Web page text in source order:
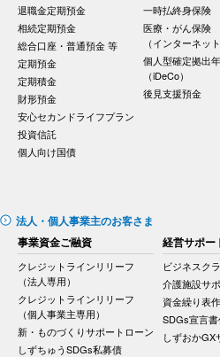
退職金定期預金
相続定期預金
総合口座・普通預金 等
定期預金
定期積金
財形預金
安心セカンドライフプラン
投資信託
個人向け国債
一時払終身保険
医療・がん保険
（インターネッ
個人型確定拠出
（iDeCo）
後見支援預金
法人・個人事業主のお客さま
事業資金ご融資
クレジットラインリリーフ
（法人専用）
クレジットラインリリーフ
（個人事業主専用）
新・ものづくりサポートローン
しずちゅうSDGs私募債
経営サポー
ビジネスク
介護施設サ
資金繰り表
SDGs宣言
しずおかGX